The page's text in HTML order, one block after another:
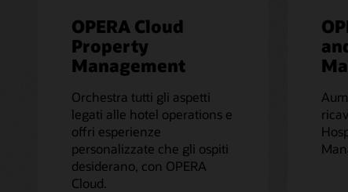
OPERA Cloud
Property
Management
Orchestra tutti gli aspetti
legati alle hotel operations e
offri esperienze
personalizzate che gli ospiti
desiderano, con OPERA
Cloud.